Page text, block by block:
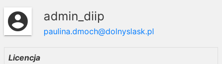
account_circle admin_diip
paulina.dmoch@dolnyslask.pl
Licencja